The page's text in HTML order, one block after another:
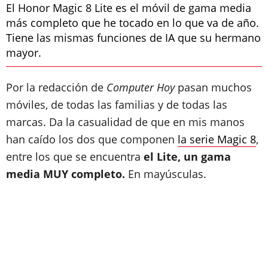
El Honor Magic 8 Lite es el móvil de gama media
más completo que he tocado en lo que va de año.
Tiene las mismas funciones de IA que su hermano
mayor.
Por la redacción de Computer Hoypasan muchos
móviles, de todas las familias y de todas las
marcas. Da la casualidad de que en mis manos
han caído los dos que componen la serie Magic 8,
entre los que se encuentra el Lite, un gama
media MUY completo. En mayúsculas.